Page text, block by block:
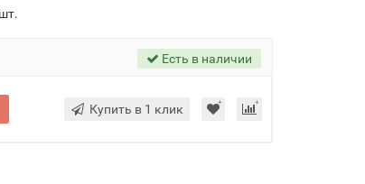
Есть в наличии
Купить в 1 клик